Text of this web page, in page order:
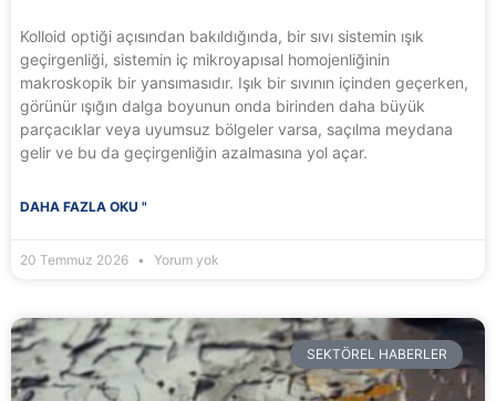
Kolloid optiği açısından bakıldığında, bir sıvı sistemin ışık
geçirgenliği, sistemin iç mikroyapısal homojenliğinin
makroskopik bir yansımasıdır. Işık bir sıvının içinden geçerken,
görünür ışığın dalga boyunun onda birinden daha büyük
parçacıklar veya uyumsuz bölgeler varsa, saçılma meydana
gelir ve bu da geçirgenliğin azalmasına yol açar.
DAHA FAZLA OKU "
20 Temmuz 2026 Yorum yok
SEKTÖREL HABERLER